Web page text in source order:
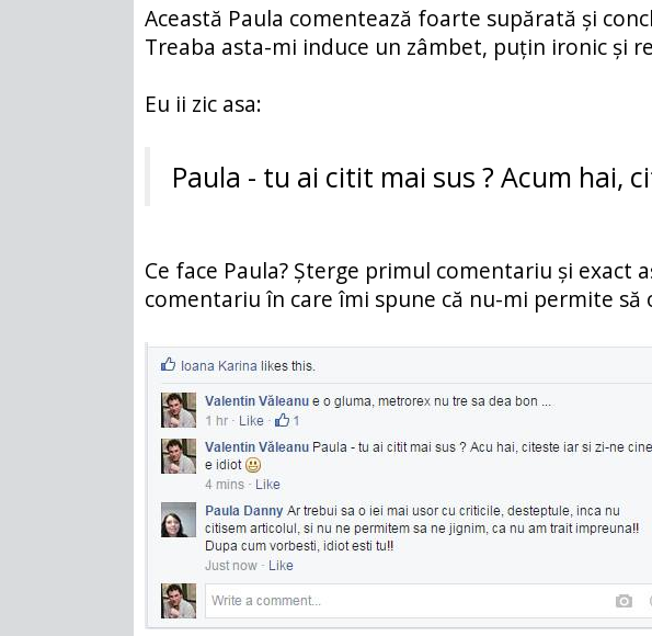
Această Paula comentează foarte supărată și
Treaba asta-mi induce un zâmbet, puțin ironic și
Eu ii zic asa:
Paula - tu ai citit mai sus ? Acum hai,
Ce face Paula? Șterge primul comentariu și exact
comentariu în care îmi spune că nu-mi permite